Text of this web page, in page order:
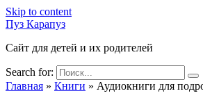
Skip to content
Пуз Карапуз
Сайт для детей и их родителей
Search for:
Главная » Книги » Аудиокниги для